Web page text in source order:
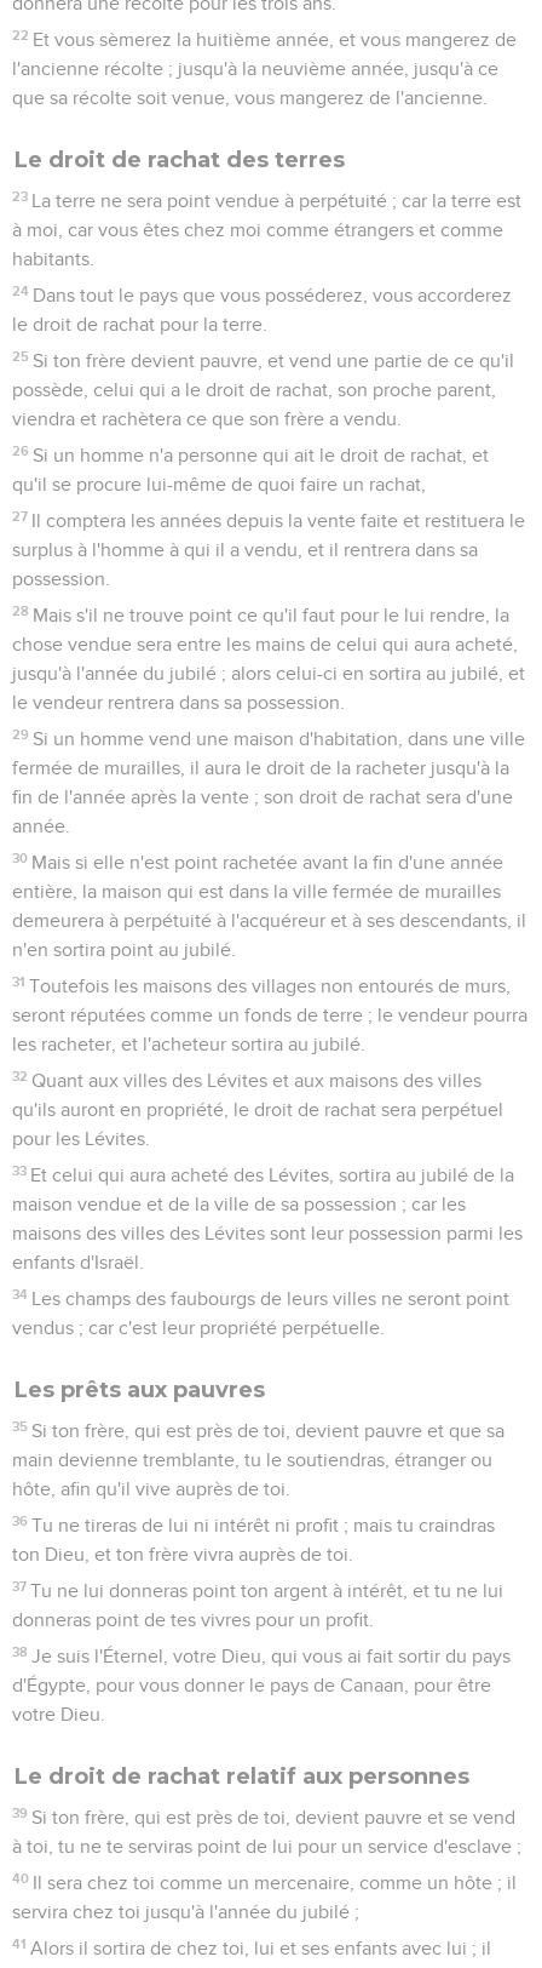
22 Et vous sèmerez la huitième année, et vous mangerez de
l'ancienne récolte ; jusqu'à la neuvième année, jusqu'à ce
que sa récolte soit venue, vous mangerez de l'ancienne.
Le droit de rachat des terres
23 La terre ne sera point vendue à perpétuité ; car la terre est
à moi, car vous êtes chez moi comme étrangers et comme
habitants.
24 Dans tout le pays que vous posséderez, vous accorderez
le droit de rachat pour la terre.
25 Si ton frère devient pauvre, et vend une partie de ce qu'il
possède, celui qui a le droit de rachat, son proche parent,
viendra et rachètera ce que son frère a vendu.
26 Si un homme n'a personne qui ait le droit de rachat, et
qu'il se procure lui-même de quoi faire un rachat,
27 Il comptera les années depuis la vente faite et restituera le
surplus à l'homme à qui il a vendu, et il rentrera dans sa
possession.
28 Mais s'il ne trouve point ce qu'il faut pour le lui rendre, la
chose vendue sera entre les mains de celui qui aura acheté,
jusqu'à l'année du jubilé ; alors celui-ci en sortira au jubilé, et
le vendeur rentrera dans sa possession.
29 Si un homme vend une maison d'habitation, dans une ville
fermée de murailles, il aura le droit de la racheter jusqu'à la
fin de l'année après la vente ; son droit de rachat sera d'une
année.
30 Mais si elle n'est point rachetée avant la fin d'une année
entière, la maison qui est dans la ville fermée de murailles
demeurera à perpétuité à l'acquéreur et à ses descendants, il
n'en sortira point au jubilé.
31 Toutefois les maisons des villages non entourés de murs,
seront réputées comme un fonds de terre ; le vendeur pourra
les racheter, et l'acheteur sortira au jubilé.
32 Quant aux villes des Lévites et aux maisons des villes
qu'ils auront en propriété, le droit de rachat sera perpétuel
pour les Lévites.
33 Et celui qui aura acheté des Lévites, sortira au jubilé de la
maison vendue et de la ville de sa possession ; car les
maisons des villes des Lévites sont leur possession parmi les
enfants d'Israël.
34 Les champs des faubourgs de leurs villes ne seront point
vendus ; car c'est leur propriété perpétuelle.
Les prêts aux pauvres
35 Si ton frère, qui est près de toi, devient pauvre et que sa
main devienne tremblante, tu le soutiendras, étranger ou
hôte, afin qu'il vive auprès de toi.
36 Tu ne tireras de lui ni intérêt ni profit ; mais tu craindras
ton Dieu, et ton frère vivra auprès de toi.
37 Tu ne lui donneras point ton argent à intérêt, et tu ne lui
donneras point de tes vivres pour un profit.
38 Je suis l'Éternel, votre Dieu, qui vous ai fait sortir du pays
d'Égypte, pour vous donner le pays de Canaan, pour être
votre Dieu.
Le droit de rachat relatif aux personnes
39 Si ton frère, qui est près de toi, devient pauvre et se vend
à toi, tu ne te serviras point de lui pour un service d'esclave ;
40 Il sera chez toi comme un mercenaire, comme un hôte ; il
servira chez toi jusqu'à l'année du jubilé ;
41 Alors il sortira de chez toi, lui et ses enfants avec lui ; il